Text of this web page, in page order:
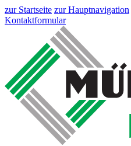
zur Startseite zur Hauptnavigation
Kontaktformular